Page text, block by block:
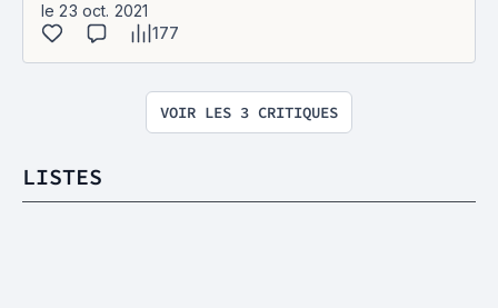
le 23 oct. 2021
177
VOIR LES 3 CRITIQUES
LISTES